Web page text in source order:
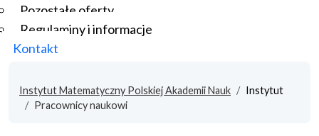
Pozostałe oferty
Regulaminy i informacje
Kontakt
Instytut Matematyczny Polskiej Akademii Nauk
Instytut
Pracownicy naukowi